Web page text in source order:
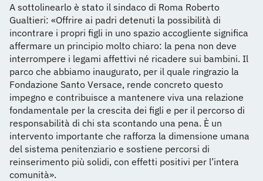
A sottolinearlo è stato il sindaco di Roma Roberto
Gualtieri: «Offrire ai padri detenuti la possibilità di
incontrare i propri figli in uno spazio accogliente significa
affermare un principio molto chiaro: la pena non deve
interrompere i legami affettivi né ricadere sui bambini. Il
parco che abbiamo inaugurato, per il quale ringrazio la
Fondazione Santo Versace, rende concreto questo
impegno e contribuisce a mantenere viva una relazione
fondamentale per la crescita dei figli e per il percorso di
responsabilità di chi sta scontando una pena. È un
intervento importante che rafforza la dimensione umana
del sistema penitenziario e sostiene percorsi di
reinserimento più solidi, con effetti positivi per l’intera
comunità».